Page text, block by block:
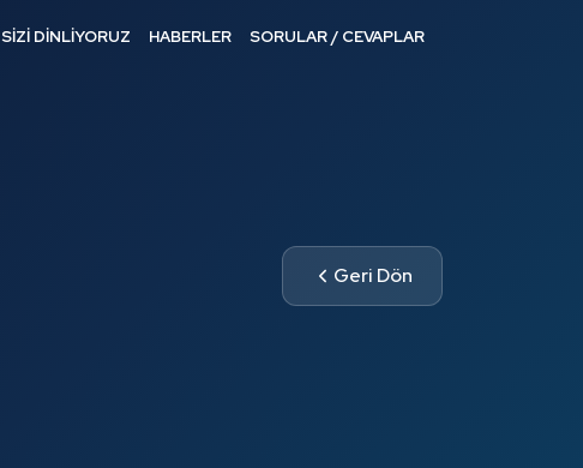
SİZİ DİNLİYORUZ HABERLER SORULAR / CEVAPLAR
Geri Dön